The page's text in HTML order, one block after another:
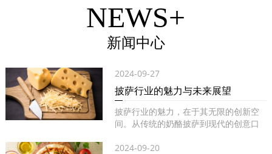
NEWS+
新闻中心
2024-09-27
披萨行业的魅力与未来展望
披萨行业的魅力，在于其无限的创新空
间。从传统的奶酪披萨到现代的创意口
2024-09-20